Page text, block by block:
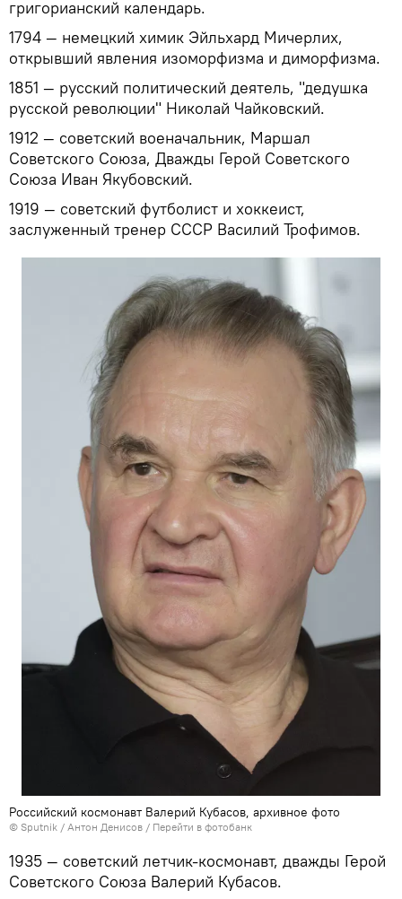
григорианский календарь.
1794 — немецкий химик Эйльхард Мичерлих,
открывший явления изоморфизма и диморфизма.
1851 — русский политический деятель, "дедушка
русской революции" Николай Чайковский.
1912 — советский военачальник, Маршал
Советского Союза, Дважды Герой Советского
Союза Иван Якубовский.
1919 — советский футболист и хоккеист,
заслуженный тренер СССР Василий Трофимов.
Российский космонавт Валерий Кубасов, архивное фото
© Sputnik / Антон Денисов / Перейти в фотобанк
1935 — советский летчик-космонавт, дважды Герой
Советского Союза Валерий Кубасов.